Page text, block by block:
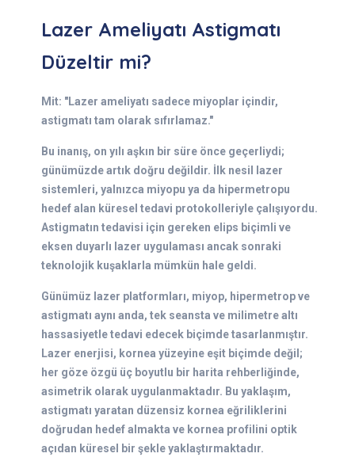
Lazer Ameliyatı Astigmatı
Düzeltir mi?
Mit: "Lazer ameliyatı sadece miyoplar içindir,
astigmatı tam olarak sıfırlamaz."
Bu inanış, on yılı aşkın bir süre önce geçerliydi;
günümüzde artık doğru değildir. İlk nesil lazer
sistemleri, yalnızca miyopu ya da hipermetropu
hedef alan küresel tedavi protokolleriyle çalışıyordu.
Astigmatın tedavisi için gereken elips biçimli ve
eksen duyarlı lazer uygulaması ancak sonraki
teknolojik kuşaklarla mümkün hale geldi.
Günümüz lazer platformları, miyop, hipermetrop ve
astigmatı aynı anda, tek seansta ve milimetre altı
hassasiyetle tedavi edecek biçimde tasarlanmıştır.
Lazer enerjisi, kornea yüzeyine eşit biçimde değil;
her göze özgü üç boyutlu bir harita rehberliğinde,
asimetrik olarak uygulanmaktadır. Bu yaklaşım,
astigmatı yaratan düzensiz kornea eğriliklerini
doğrudan hedef almakta ve kornea profilini optik
açıdan küresel bir şekle yaklaştırmaktadır.